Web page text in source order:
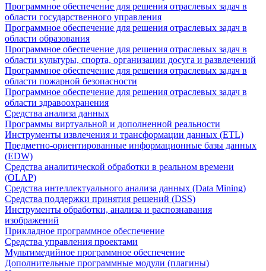
Программное обеспечение для решения отраслевых задач в
области государственного управления
Программное обеспечение для решения отраслевых задач в
области образования
Программное обеспечение для решения отраслевых задач в
области культуры, спорта, организации досуга и развлечений
Программное обеспечение для решения отраслевых задач в
области пожарной безопасности
Программное обеспечение для решения отраслевых задач в
области здравоохранения
Средства анализа данных
Программы виртуальной и дополненной реальности
Инструменты извлечения и трансформации данных (ETL)
Предметно-ориентированные информационные базы данных
(EDW)
Средства аналитической обработки в реальном времени
(OLAP)
Средства интеллектуального анализа данных (Data Mining)
Средства поддержки принятия решений (DSS)
Инструменты обработки, анализа и распознавания
изображений
Прикладное программное обеспечение
Средства управления проектами
Мультимедийное программное обеспечение
Дополнительные программные модули (плагины)